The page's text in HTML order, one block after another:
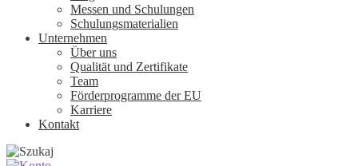
Messen und Schulungen
Schulungsmaterialien
Unternehmen
Über uns
Qualität und Zertifikate
Team
Förderprogramme der EU
Karriere
Kontakt